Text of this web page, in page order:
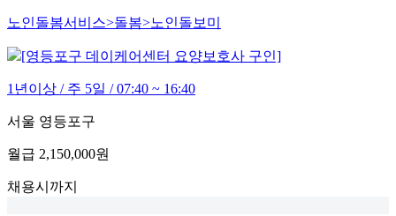
노인돌봄서비스>돌봄>노인돌보미
[영등포구 데이케어센터 요양보호사 구인]
1년이상 / 주 5일 / 07:40 ~ 16:40
서울 영등포구
월급 2,150,000원
채용시까지